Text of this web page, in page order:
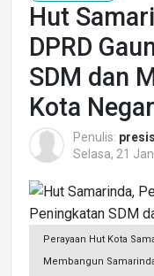
Hut
DPRD
SDM dan
Kota
Penulis:
Selasa, 21
Perayaan Hut Kota
Membangun